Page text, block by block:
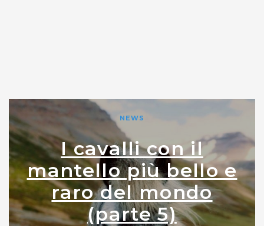
NEWS
I cavalli con il
mantello più bello e
raro del mondo
(parte 5)